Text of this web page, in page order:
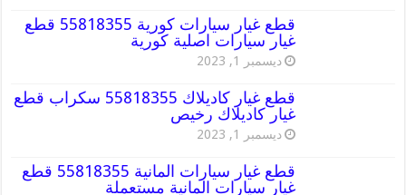
قطع غيار سيارات كورية 55818355 قطع
غيار سيارات اصلية كورية
ديسمبر 1, 2023
قطع غيار كاديلاك 55818355 سكراب قطع
غيار كاديلاك رخيص
ديسمبر 1, 2023
قطع غيار سيارات المانية 55818355 قطع
غيار سيارات المانية مستعملة